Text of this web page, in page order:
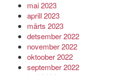
mai 2023
aprill 2023
märts 2023
detsember 2022
november 2022
oktoober 2022
september 2022